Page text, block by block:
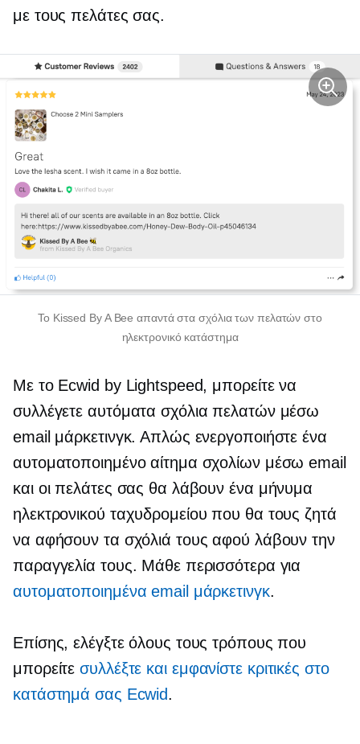
με τους πελάτες σας.
Το Kissed By A Bee απαντά στα σχόλια των πελατών στο
ηλεκτρονικό κατάστημα
Με το Ecwid by Lightspeed, μπορείτε να
συλλέγετε αυτόματα σχόλια πελατών μέσω
email μάρκετινγκ. Απλώς ενεργοποιήστε ένα
αυτοματοποιημένο αίτημα σχολίων μέσω email
και οι πελάτες σας θα λάβουν ένα μήνυμα
ηλεκτρονικού ταχυδρομείου που θα τους ζητά
να αφήσουν τα σχόλιά τους αφού λάβουν την
παραγγελία τους. Μάθε περισσότερα για
αυτοματοποιημένα email μάρκετινγκ.
Επίσης, ελέγξτε όλους τους τρόπους που
μπορείτεσυλλέξτε και εμφανίστε κριτικές στο
κατάστημά σας Ecwid.